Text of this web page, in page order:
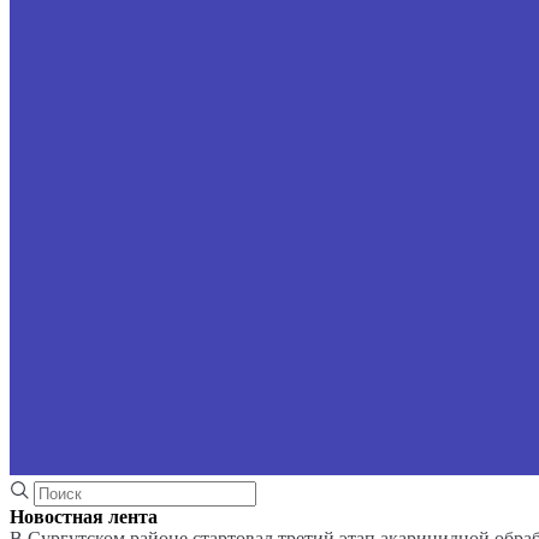
Новостная лента